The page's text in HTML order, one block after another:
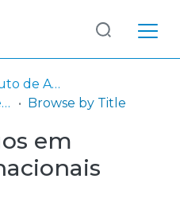
IADE-U – Instituto de Arte, Design e Empresa - Universitário
IADE-U – Artigos em Revistas Internacionais
Browse by Title
em